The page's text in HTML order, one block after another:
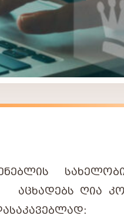
ᲐᲪᲮᲐᲓᲔᲑᲡ ᲦᲘᲐ
: